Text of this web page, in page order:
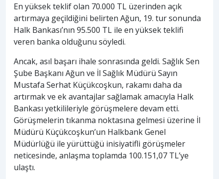
En yüksek teklif olan 70.000 TL üzerinden açık
artırmaya geçildiğini belirten Ağun, 19. tur sonunda
Halk Bankası’nın 95.500 TL ile en yüksek teklifi
veren banka olduğunu söyledi.
Ancak, asıl başarı ihale sonrasında geldi. Sağlık Sen
Şube Başkanı Ağun ve İl Sağlık Müdürü Sayın
Mustafa Serhat Küçükcoşkun, rakamı daha da
artırmak ve ek avantajlar sağlamak amacıyla Halk
Bankası yetkilileriyle görüşmelere devam etti.
Görüşmelerin tıkanma noktasına gelmesi üzerine İl
Müdürü Küçükcoşkun’un Halkbank Genel
Müdürlüğü ile yürüttüğü inisiyatifli görüşmeler
neticesinde, anlaşma toplamda 100.151,07 TL’ye
ulaştı.